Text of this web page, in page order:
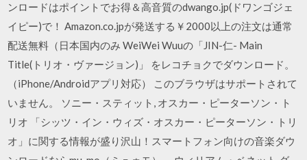
ンロードはポイントでお得＆高音質のdwango.jp(ドワンゴジェ
イピー)で！ Amazon.co.jpが発送する￥2000以上の注文は通常
配送無料（日本国内のみ WeiWei Wuuの「JIN-仁- Main
Title(トリオ・ヴァージョン)」 をレコチョクでダウンロード。
（iPhone/Androidアプリ対応） このブラウザはサポートされて
いません。 ソニー・スティット, オスカー・ピーターソン・ト
リオ 「シッツ・イン・ウィズ・オスカー・ピーターソン・トリ
オ」に関する情報が盛り沢山！スマートフォン向けの音楽ダウ